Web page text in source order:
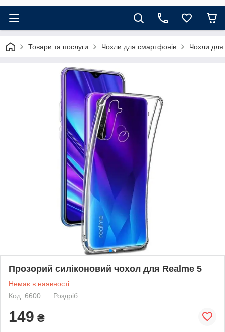
Товари та послуги Чохли для смартфонів Чохли
Прозорий силіконовий чохол для Realme 5
Немає в наявності
Код: 6600
Роздріб
149 ₴